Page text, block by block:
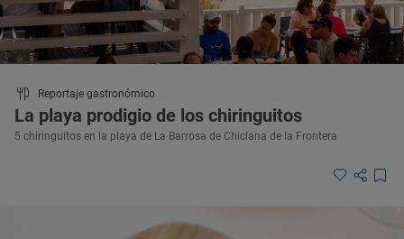
Reportaje gastronómico
La playa prodigio de los chiringuitos
5 chiringuitos en la playa de La Barrosa de Chiclana de la Frontera